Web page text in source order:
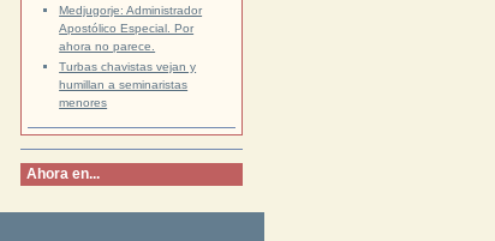
Medjugorje: Administrador
Apostólico Especial. Por
ahora no parece.
Turbas chavistas vejan y
humillan a seminaristas
menores
Ahora en...